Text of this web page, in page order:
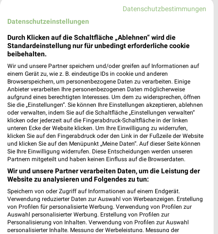
Jetzt alle "Obst & Gemüse" Themen entdecken!
MEHR PROSPEKTE
weekli - Prospekte & Angebote App
Alle EDEKA Angebote immer griffbereit – mit der kostenlosen
weekli App für iOS & Android.
Datenschutzbestimmungen
Datenschutzeinstellungen
Durch Klicken auf die Schaltfläche „Ablehnen“ wird die
Standardeinstellung nur für unbedingt erforderliche cookie
beibehalten.
Wir und unsere Partner speichern und/oder greifen auf Informationen auf
einem Gerät zu, wie z. B. eindeutige IDs in cookie und anderen
Browserspeichern, um personenbezogene Daten zu verarbeiten. Einige
Anbieter verarbeiten Ihre personenbezogenen Daten möglicherweise
aufgrund eines berechtigten Interesses. Um dem zu widersprechen, öffnen
Sie die „Einstellungen“. Sie können Ihre Einstellungen akzeptieren, ablehnen
oder verwalten, indem Sie auf die Schaltfläche „Einstellungen verwalten“
klicken oder jederzeit auf die Fingerabdruck-Schaltfläche in der linken
unteren Ecke der Website klicken. Um Ihre Einwilligung zu widerrufen,
klicken Sie auf den Fingerabdruck oder den Link in der Fußzeile der Website
und klicken Sie auf den Menüpunkt „Meine Daten“. Auf dieser Seite können
Sie Ihre Einwilligung widerrufen. Diese Entscheidungen werden unseren
Partnern mitgeteilt und haben keinen Einfluss auf die Browserdaten.
Wir und unsere Partner verarbeiten Daten, um die Leistung der
Website zu analysieren und Folgendes zu tun:
Speichern von oder Zugriff auf Informationen auf einem Endgerät.
Verwendung reduzierter Daten zur Auswahl von Werbeanzeigen. Erstellung
von Profilen für personalisierte Werbung. Verwendung von Profilen zur
Auswahl personalisierter Werbung. Erstellung von Profilen zur
Personalisierung von Inhalten. Verwendung von Profilen zur Auswahl
personalisierter Inhalte. Messung der Werbeleistung. Messung der